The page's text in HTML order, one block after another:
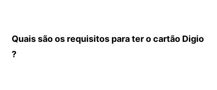
Quais são os requisitos para ter o cartão Digio
?